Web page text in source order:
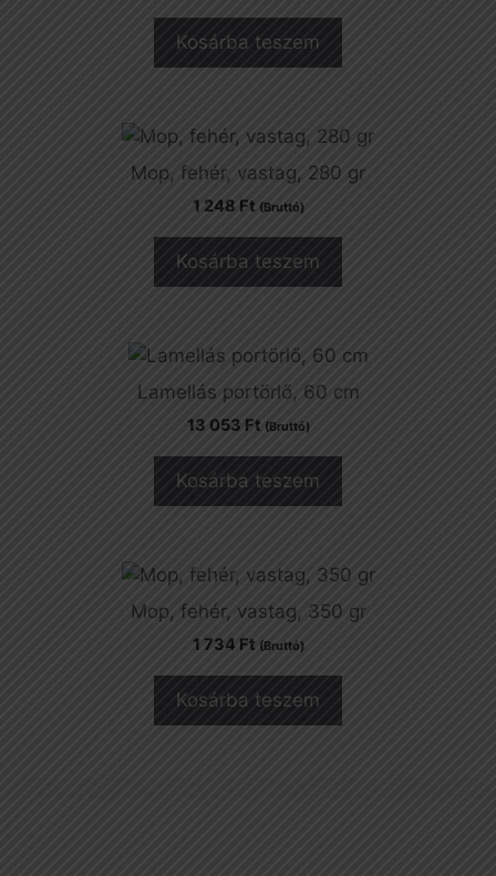
Kosárba teszem
Mop, fehér, vastag, 280 gr
1 248 Ft (Bruttó)
Kosárba teszem
Lamellás portörlő, 60 cm
13 053 Ft (Bruttó)
Kosárba teszem
Mop, fehér, vastag, 350 gr
1 734 Ft (Bruttó)
Kosárba teszem